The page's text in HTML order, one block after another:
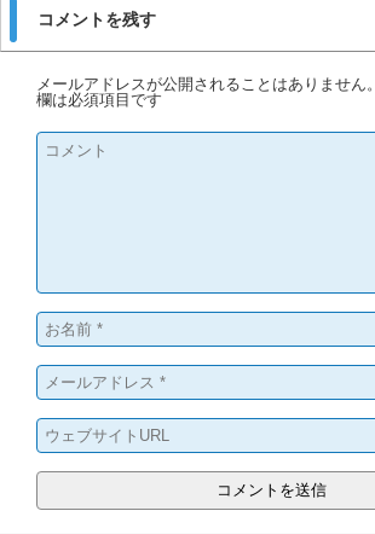
コメントを残す
メールアドレスが公開されることはありません。
欄は必須項目です